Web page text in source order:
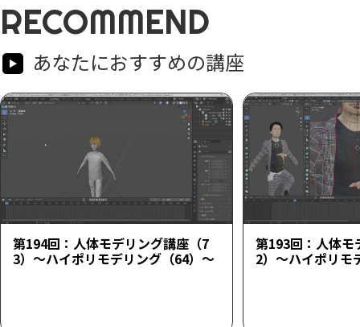
RECOMMEND
あなたにおすすめの講座
第194回：人体モデリング講座（7
3）～ハイポリモデリング（64）～
第193回：人体モ
2）～ハイポリモ